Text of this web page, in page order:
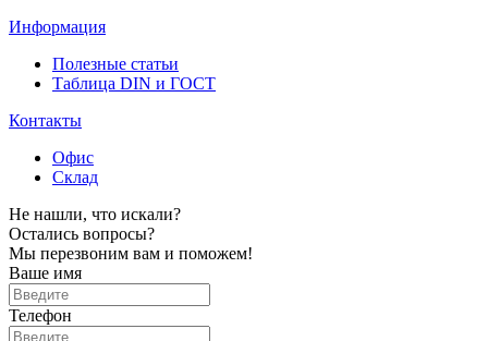
Информация
Полезные статьи
Таблица DIN и ГОСТ
Контакты
Офис
Склад
Не нашли, что искали?
Остались вопросы?
Мы перезвоним вам и поможем!
Ваше имя
Телефон